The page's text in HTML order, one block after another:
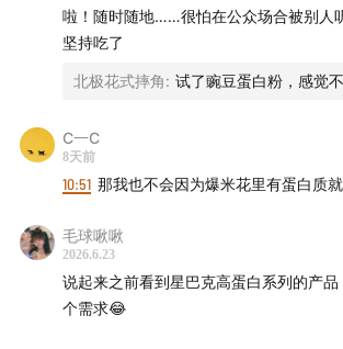
本节目音频内容及文字版权归声动活泼所
啦！随时随地……很怕在公众场合被别人
坚持吃了
北极花式摔角: 试了豌豆蛋白粉，感觉不
C一C
8天前
10:51 那我也不会因为爆米花里有蛋白质
毛球啾啾
2026.6.23
说起来之前看到星巴克高蛋白系列的产
个需求😂